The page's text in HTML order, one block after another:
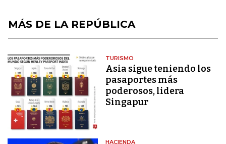
MÁS DE LA REPÚBLICA
TURISMO
Asia sigue teniendo los
pasaportes más
poderosos, lidera
Singapur
HACIENDA